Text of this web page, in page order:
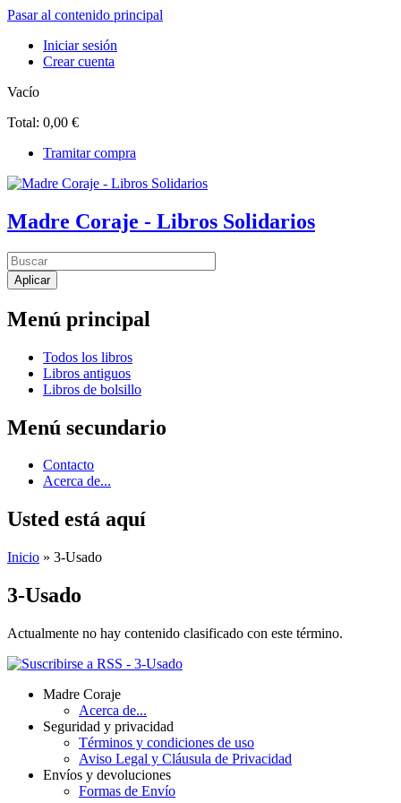
Pasar al contenido principal
Iniciar sesión
Crear cuenta
Vacío
Total: 0,00 €
Tramitar compra
Madre Coraje - Libros Solidarios
Menú principal
Todos los libros
Libros antiguos
Libros de bolsillo
Menú secundario
Contacto
Acerca de...
Usted está aquí
Inicio » 3-Usado
3-Usado
Actualmente no hay contenido clasificado con este término.
Madre Coraje
Acerca de...
Seguridad y privacidad
Términos y condiciones de uso
Aviso Legal y Cláusula de Privacidad
Envíos y devoluciones
Formas de Envío